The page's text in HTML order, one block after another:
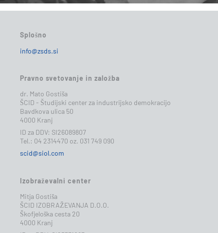
Splošno
info@zsds.si
Pravno svetovanje in založba
dr. Mato Gostiša
ŠCID - Študijski center za industrijsko demokracijo
Bavdkova ulica 50
4000 Kranj
ID za DDV: SI26089807
Tel.: 04 2314470 oz. 031 749 090
scid@siol.com
Izobraževalni center
Mitja Gostiša
ŠCID IZOBRAŽEVANJA D.O.O.
Škofjeloška cesta 20
4000 Kranj